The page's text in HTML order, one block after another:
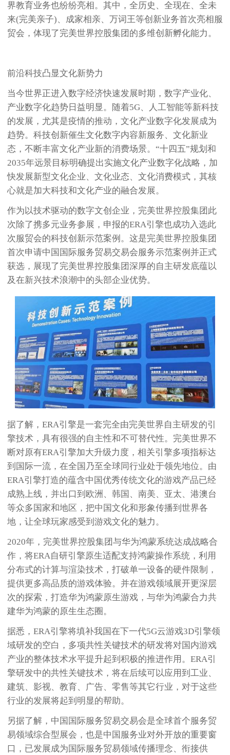
界教育业务也纷纷亮相。其中，全历史、全现在、全未
来(完美亲子)、成家相亲、万词王等创新业务首次亮相服
贸会，体现了完美世界控股集团的多维创新孵化能力。
前沿科技凸显文化新势力
当今世界正进入数字经济快速发展时期，数字产业化、
产业数字化趋势日益明显。随着5G、人工智能等新科技
的发展，尤其是疫情的推动，文化产业数字化发展成为
趋势。科技创新催生文化数字内容新服务、文化新业
态，不断丰富文化产业新的消费场景。“十四五”规划和
2035年远景目标明确提出实施文化产业数字化战略，加
快发展新型文化企业、文化业态、文化消费模式，其核
心就是加大科技和文化产业的融合发展。
作为以技术驱动的数字文创企业，完美世界控股集团此
次除了携多元业务参展，申报的ERA引擎也成功入选此
次服贸会的科技创新示范案例。这是完美世界控股集团
首次申请中国国际服务贸易交易会服务示范案例并正式
获选，展现了完美世界控股集团深厚的自主研发底蕴以
及在新兴技术浪潮中的头部企业优势。
据了解，ERA引擎是一套完全由完美世界自主研发的引
擎技术，具有很强的自主性和不可替代性。完美世界不
断对原有ERA引擎加大升级力度，相关引擎多项指标达
到国际一流，在全国乃至全球同行业处于领先地位。由
ERA引擎打造的蕴含中国优秀传统文化的游戏产品已经
成熟上线，并出口到欧洲、韩国、南美、亚太、港澳台
等众多国家和地区，把中国文化和形象传播到世界各
地，让全球玩家感受到游戏文化的魅力。
2020年，完美世界控股集团与华为鸿蒙系统达成战略合
作，将ERA自研引擎原生适配支持鸿蒙操作系统，利用
分布式的计算与渲染技术，打破单一设备的硬件限制，
提供更多高品质的游戏体验。并在游戏领域展开更深层
次的探索，打造华为鸿蒙原生游戏，与华为鸿蒙合力共
建华为鸿蒙的原生生态圈。
据悉，ERA引擎将填补我国在下一代5G云游戏3D引擎领
域研发的空白，多项共性关键技术的研发将对国内游戏
产业的整体技术水平提升起到积极的推进作用。ERA引
擎研发中的共性关键技术，将在后续可以应用到工业、
建筑、影视、教育、广告、零售等其它行业，对于这些
行业的发展将起到明显的帮助。
另据了解，中国国际服务贸易交易会是全球首个服务贸
易领域综合型展会，也是中国服务业对外开放的重要窗
口，已发展成为国际服务贸易领域传播理念、衔接供